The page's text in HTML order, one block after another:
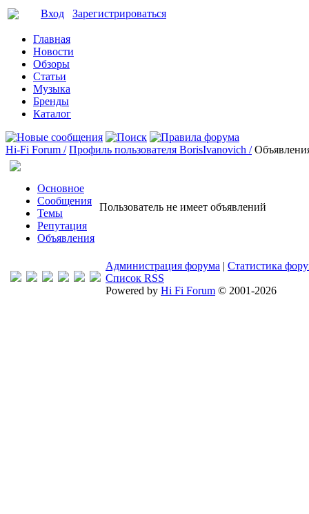
Вход Зарегистрироваться
Главная
Новости
Обзоры
Статьи
Музыка
Бренды
Каталог
Hi-Fi Forum / Профиль пользователя BorisIvanovich /
Основное
Сообщения
Темы
Репутация
Объявления
Пользователь не имеет объявлений
Администрация форума | Статистика
Список RSS
Powered by Hi Fi Forum © 2001-2026